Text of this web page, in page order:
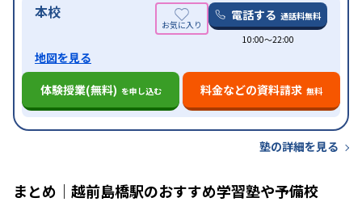
本校 電話する 通話料無料
10:00〜22:00
地図を見る
体験授業(無料) を申し込む 料金などの資料請求 無料
塾の詳細を見る
まとめ｜越前島橋駅のおすすめ学習塾や予備校